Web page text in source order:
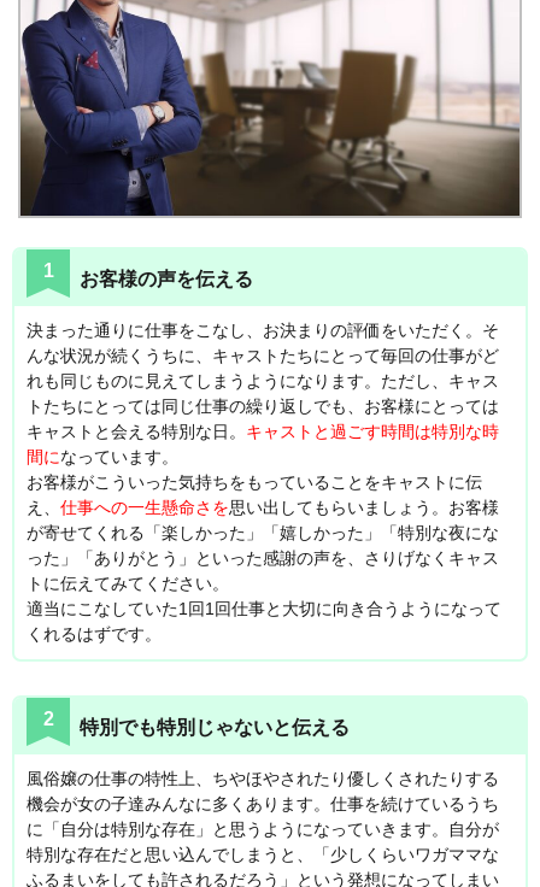
1 お客様の声を伝える
決まった通りに仕事をこなし、お決まりの評価をいただく。そ
んな状況が続くうちに、キャストたちにとって毎回の仕事がど
れも同じものに見えてしまうようになります。ただし、キャス
トたちにとっては同じ仕事の繰り返しでも、お客様にとっては
キャストと会える特別な日。 キャストと過ごす時間は特別な時
間になっています。
お客様がこういった気持ちをもっていることをキャストに伝
え、 仕事への一生懸命さを思い出してもらいましょう。お客様
が寄せてくれる「楽しかった」「嬉しかった」「特別な夜にな
った」「ありがとう」といった感謝の声を、さりげなくキャス
トに伝えてみてください。
適当にこなしていた1回1回仕事と大切に向き合うようになって
くれるはずです。
2 特別でも特別じゃないと伝える
風俗嬢の仕事の特性上、ちやほやされたり優しくされたりする
機会が女の子達みんなに多くあります。仕事を続けているうち
に「自分は特別な存在」と思うようになっていきます。自分が
特別な存在だと思い込んでしまうと、「少しくらいワガママな
ふるまいをしても許されるだろう」という発想になってしまい